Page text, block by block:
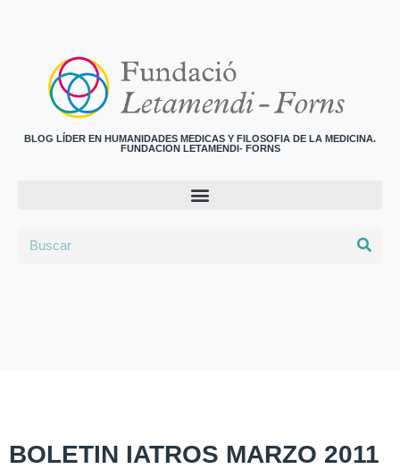
BLOG LÍDER EN HUMANIDADES MEDICAS Y FILOSOFIA DE LA MEDICINA.
FUNDACION LETAMENDI- FORNS
BOLETIN IATROS MARZO 2011